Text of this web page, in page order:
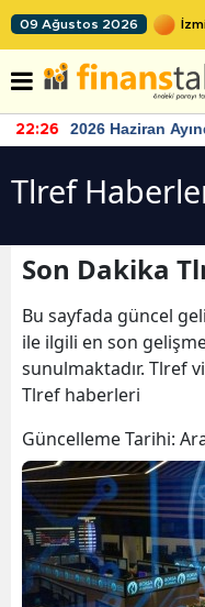
09 Ağustos 2026
22:26 2026 Haziran
Tlref
Son Dakika
Bu sayfada güncel
ile ilgili en son
sunulmaktadır. Tlref
Tlref haberleri
Güncelleme Tarihi: